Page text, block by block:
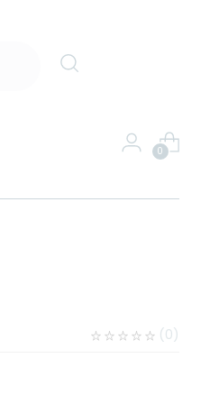
0
(0)